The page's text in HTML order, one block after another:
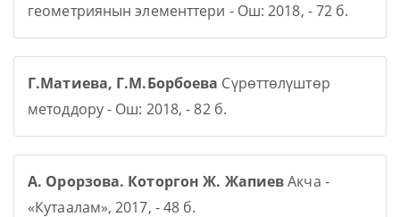
геометриянын элементтери - Ош: 2018, - 72 б.
Г.Матиева, Г.М.Борбоева Сүрөттөлүштөр
методдору - Ош: 2018, - 82 б.
А. Орорзова. Которгон Ж. ЖапиевАкча -
«Кутаалам», 2017, - 48 б.